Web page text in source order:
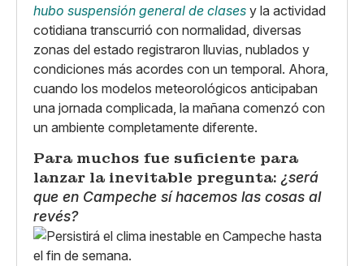
hubo suspensión general de clases y la actividad
cotidiana transcurrió con normalidad, diversas
zonas del estado registraron lluvias, nublados y
condiciones más acordes con un temporal. Ahora,
cuando los modelos meteorológicos anticipaban
una jornada complicada, la mañana comenzó con
un ambiente completamente diferente.
Para muchos fue suficiente para
lanzar la inevitable pregunta: ¿será
que en Campeche sí hacemos las cosas al
revés?